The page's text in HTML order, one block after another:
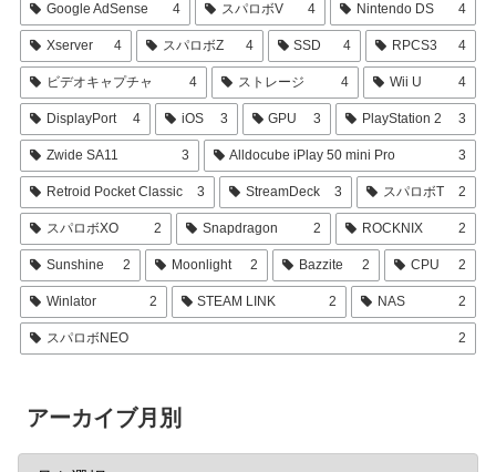
Google AdSense 4 スパロボV 4 Nintendo DS 4
Xserver 4 スパロボZ 4 SSD 4 RPCS3 4
ビデオキャプチャ 4 ストレージ 4 Wii U 4
DisplayPort 4 iOS 3 GPU 3 PlayStation 2 3
Zwide SA11 3 Alldocube iPlay 50 mini Pro 3
Retroid Pocket Classic 3 StreamDeck 3 スパロボT 2
スパロボXO 2 Snapdragon 2 ROCKNIX 2
Sunshine 2 Moonlight 2 Bazzite 2 CPU 2
Winlator 2 STEAM LINK 2 NAS 2
スパロボNEO 2
アーカイブ月別